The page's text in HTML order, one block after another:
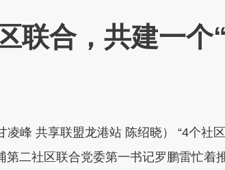
联合，共建一个
凌峰 共享联盟龙港站 陈绍晓） “4个社
第二社区联合党委第一书记罗鹏雷忙着